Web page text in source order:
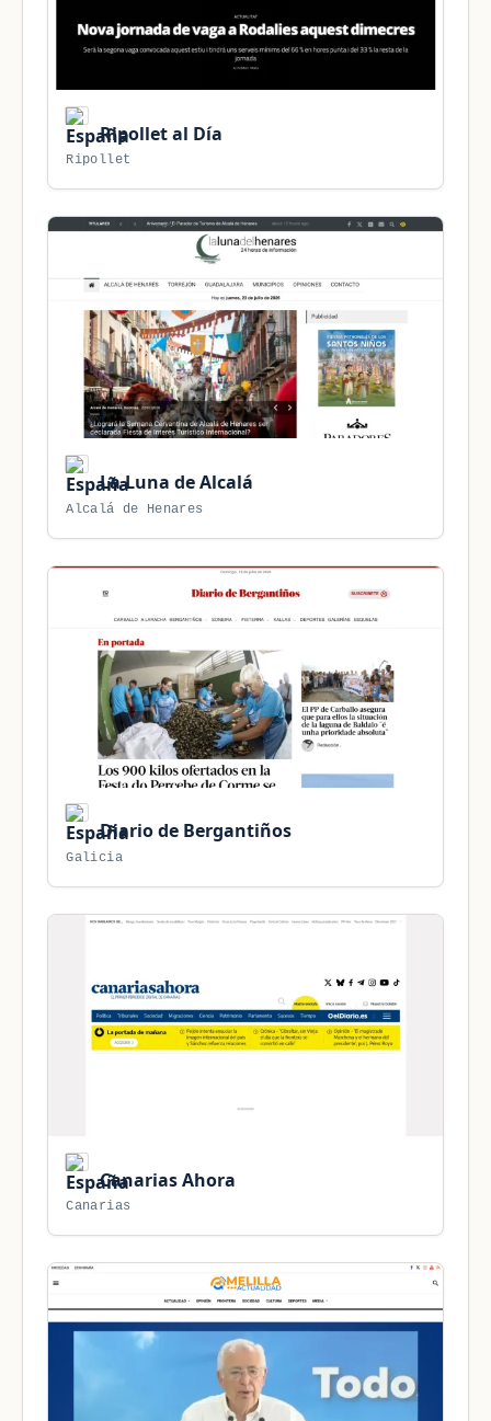
Ripollet al Día
Ripollet
La Luna de Alcalá
Alcalá de Henares
Diario de Bergantiños
Galicia
Canarias Ahora
Canarias